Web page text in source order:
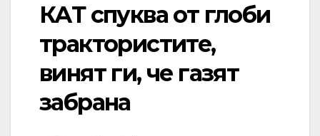
КАТ спуква от глоби
трактористите,
винят ги, че газят
забрана